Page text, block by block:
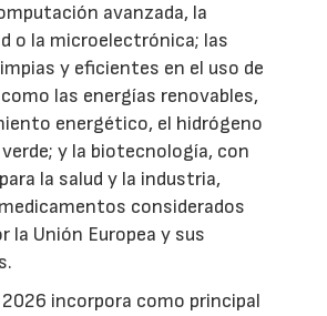
avanzada, la
o la microelectrónica; las
y eficientes en el uso de
las energías renovables,
energético, el hidrógeno
y la biotecnología, con
la salud y la industria,
considerados
la Unión Europea y sus
2026 incorpora como principal